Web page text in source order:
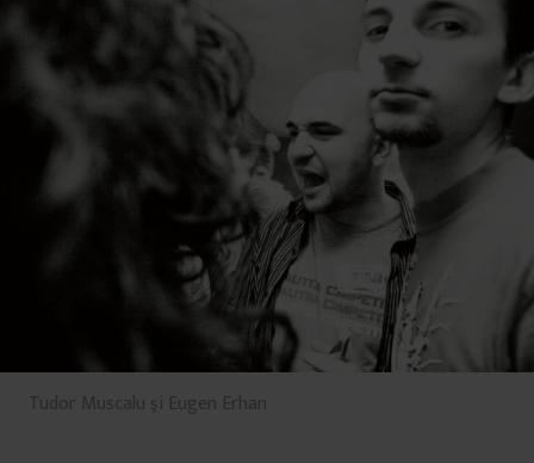
Tudor Muscalu şi Eugen Erhan